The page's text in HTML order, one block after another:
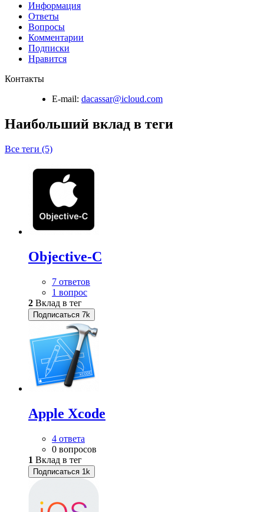
Информация
Ответы
Вопросы
Комментарии
Подписки
Нравится
Контакты
E-mail: dacassar@icloud.com
Наибольший вклад в теги
Все теги (5)
Objective-C
7 ответов
1 вопрос
2 Вклад в тег
Подписаться 7k
Apple Xcode
4 ответа
0 вопросов
1 Вклад в тег
Подписаться 1k